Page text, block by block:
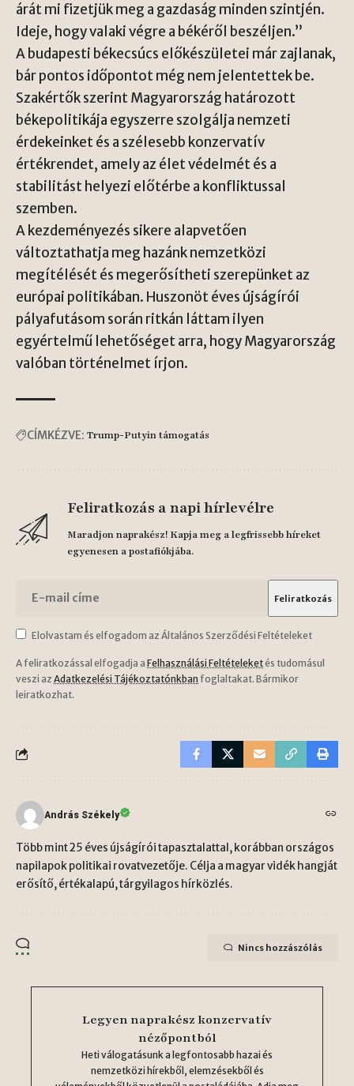
árát mi fizetjük meg a gazdaság minden szintjén.
Ideje, hogy valaki végre a békéről beszéljen.”
A budapesti békecsúcs előkészületei már zajlanak,
bár pontos időpontot még nem jelentettek be.
Szakértők szerint Magyarország határozott
békepolitikája egyszerre szolgálja nemzeti
érdekeinket és a szélesebb konzervatív
értékrendet, amely az élet védelmét és a
stabilitást helyezi előtérbe a konfliktussal
szemben.
A kezdeményezés sikere alapvetően
változtathatja meg hazánk nemzetközi
megítélését és megerősítheti szerepünket az
európai politikában. Huszonöt éves újságírói
pályafutásom során ritkán láttam ilyen
egyértelmű lehetőséget arra, hogyMagyarország
valóban történelmet írjon.
CÍMKÉZVE: Trump-Putyin támogatás
Feliratkozás a napi hírlevélre
Maradjon naprakész! Kapja meg a legfrissebb híreket
egyenesen a postafiókjába.
Elolvastam és elfogadom az Általános Szerződési Feltételeket
A feliratkozással elfogadja a Felhasználási Feltételeketés tudomásul
veszi az Adatkezelési Tájékoztatónkban foglaltakat. Bármikor
leiratkozhat.
András Székely
Több mint 25 éves újságírói tapasztalattal, korábban országos
napilapok politikai rovatvezetője. Célja a magyar vidék hangját
erősítő, értékalapú, tárgyilagos hírközlés.
Nincs hozzászólás
Legyen naprakész konzervatív
nézőpontból
Heti válogatásunk a legfontosabb hazai és
nemzetközi hírekből, elemzésekből és